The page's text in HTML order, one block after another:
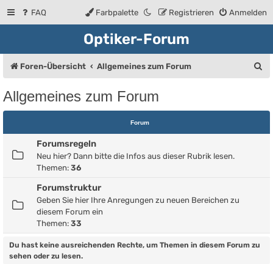
FAQ Anmelden
Registrieren
Farbpalette
Optiker-Forum
Foren-Übersicht Allgemeines zum Forum
e
Allgemeines zum Forum
Forum
Forumsregeln
Neu hier? Dann bitte die Infos aus dieser Rubrik lesen.
Themen: 36
Forumstruktur
Geben Sie hier Ihre Anregungen zu neuen Bereichen zu
diesem Forum ein
Themen: 33
Du hast keine ausreichenden Rechte, um Themen in diesem Forum zu
sehen oder zu lesen.